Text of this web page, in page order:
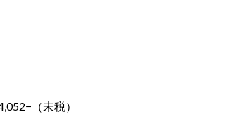
（未税）